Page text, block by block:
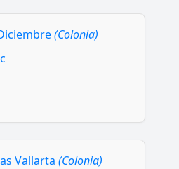
(Colonia)
Vallarta (Colonia)